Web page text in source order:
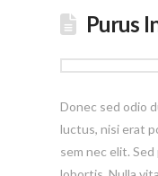
Purus
Donec sed odio
luctus, nisi erat
sem nec elit.